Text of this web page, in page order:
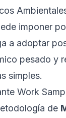
imponer
a adoptar
pesado y
simples.
Work
de